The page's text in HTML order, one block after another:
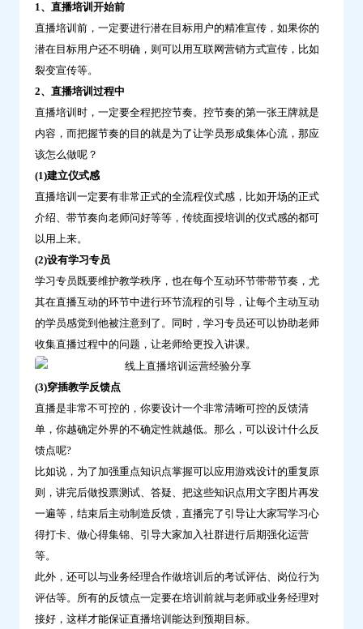
1、直播培训开始前
直播培训前，一定要进行潜在目标用户的精准宣传，如果你的
潜在目标用户还不明确，则可以用互联网营销方式宣传，比如
裂变宣传等。
2、直播培训过程中
直播培训时，一定要全程把控节奏。控节奏的第一张王牌就是
内容，而把握节奏的目的就是为了让学员形成集体心流，那应
该怎么做呢？
(1)建立仪式感
直播培训一定要有非常正式的全流程仪式感，比如开场的正式
介绍、带节奏向老师问好等等，传统面授培训的仪式感的都可
以用上来。
(2)设有学习专员
学习专员既要维护教学秩序，也在每个互动环节带带节奏，尤
其在直播互动的环节中进行环节流程的引导，让每个主动互动
的学员感觉到他被注意到了。同时，学习专员还可以协助老师
收集直播过程中的问题，让老师给更投入讲课。
(3)穿插教学反馈点
直播是非常不可控的，你要设计一个非常清晰可控的反馈清
单，你越确定外界的不确定性就越低。那么，可以设计什么反
馈点呢?
比如说，为了加强重点知识点掌握可以应用游戏设计的重复原
则，讲完后做投票测试、答疑、把这些知识点用文字图片再发
一遍等，结束后主动制造反馈，直播完了引导让大家写学习心
得打卡、做心得集锦、引导大家加入社群进行后期强化运营
等。
此外，还可以与业务经理合作做培训后的考试评估、岗位行为
评估等。所有的反馈点一定要在培训前就与老师或业务经理对
接好，这样才能保证直播培训能达到预期目标。